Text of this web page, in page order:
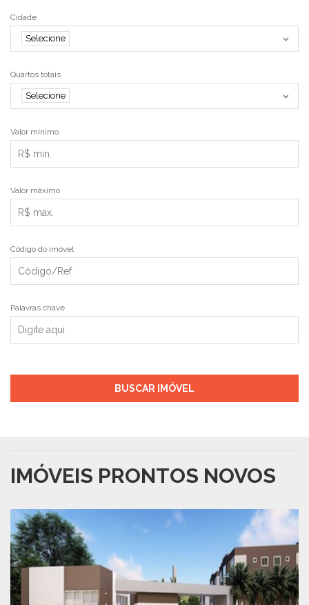
Cidade
Selecione
Quartos totais
Selecione
Valor mínimo
Valor máximo
Código do imóvel
Palavras chave
BUSCAR IMÓVEL
IMÓVEIS PRONTOS NOVOS